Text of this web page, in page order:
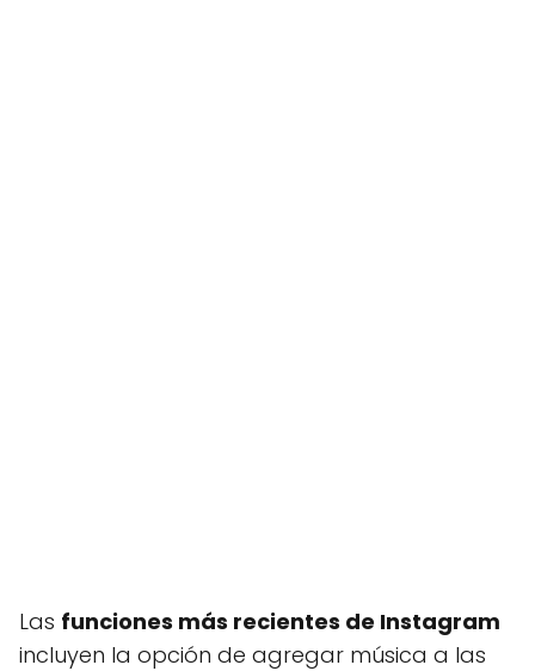
Las funciones más recientes de Instagram
incluyen la opción de agregar música a las